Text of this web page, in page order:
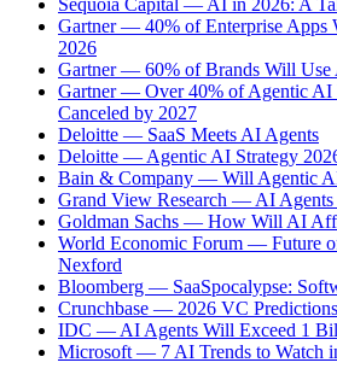
Sequoia Capital — AI in 2026: A
Gartner — 40% of Enterprise Apps
2026
Gartner — 60% of Brands Will Use
Gartner — Over 40% of Agentic AI
Canceled by 2027
Deloitte — SaaS Meets AI Agents
Deloitte — Agentic AI Strategy
Bain & Company — Will Agentic
Grand View Research — AI Agents
Goldman Sachs — How Will AI
World Economic Forum — Future
Nexford
Bloomberg — SaaSpocalypse:
Crunchbase — 2026 VC Predictions
IDC — AI Agents Will Exceed 1
Microsoft — 7 AI Trends to Watch